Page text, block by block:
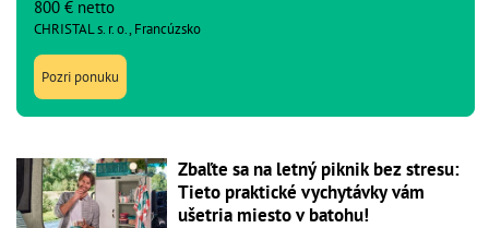
800 € netto
CHRISTAL s. r. o., Francúzsko
Pozri ponuku
Zbaľte sa na letný piknik bez stresu:
Tieto praktické vychytávky vám
ušetria miesto v batohu!